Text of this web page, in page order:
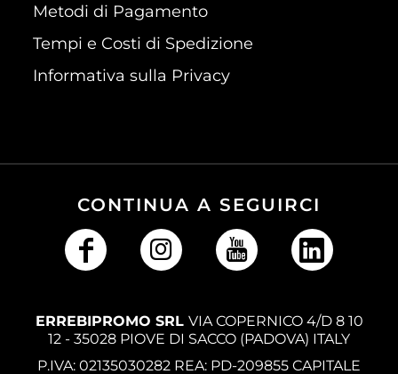
Metodi di Pagamento
Tempi e Costi di Spedizione
Informativa sulla Privacy
CONTINUA A SEGUIRCI
ERREBIPROMO SRL VIA COPERNICO 4/D 8 10
12 - 35028 PIOVE DI SACCO (PADOVA) ITALY
P.IVA: 02135030282 REA: PD-209855 CAPITALE